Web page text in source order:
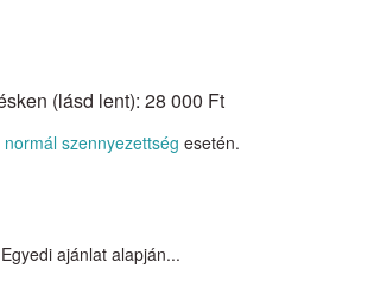
(lásd lent): 28 000 Ft
normál szennyezettség esetén.
ajánlat alapján...